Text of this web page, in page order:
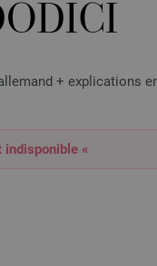
+ explications
«